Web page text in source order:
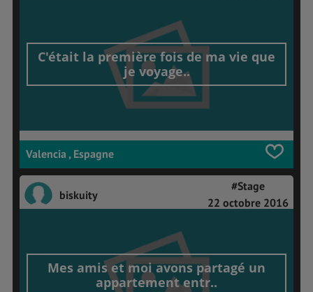
C'était la première fois de ma vie que
je voyage..
Valencia , Espagne
biskuity
#Stage
22 octobre 2016
Mes amis et moi avons partagé un
appartement entr..